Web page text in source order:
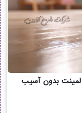
لمینت بدون آسیب